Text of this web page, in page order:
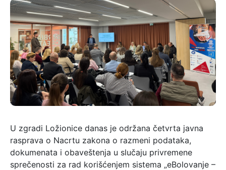
U zgradi Ložionice danas je održana četvrta javna
rasprava o Nacrtu zakona o razmeni podataka,
dokumenata i obaveštenja u slučaju privremene
sprečenosti za rad korišćenjem sistema „eBolovanje –